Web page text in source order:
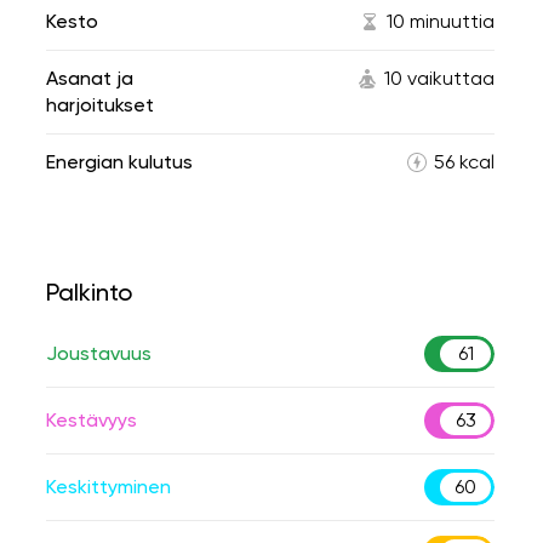
Kesto 10 minuuttia
Asanat ja
harjoitukset
10 vaikuttaa
Energian kulutus 56 kcal
Palkinto
Joustavuus 61
Kestävyys 63
Keskittyminen 60